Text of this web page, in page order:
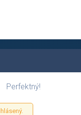
Perfektný!